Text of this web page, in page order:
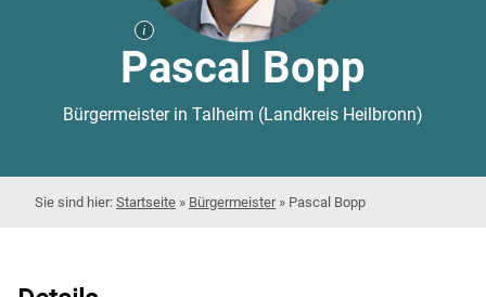
Pascal Bopp
Bürgermeister in Talheim (Landkreis Heilbronn)
Startseite » Bürgermeister» Pascal Bopp